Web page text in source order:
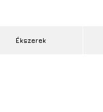
Ékszerek